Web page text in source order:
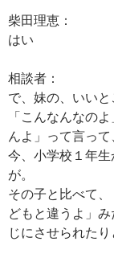
柴田理恵：
はい
相談者：
で、妹の、いいと
「こんなんなの
んよ」って言っ
今、小学校１年
が。
その子と比べて
どもと違うよ」
じにさせられたり